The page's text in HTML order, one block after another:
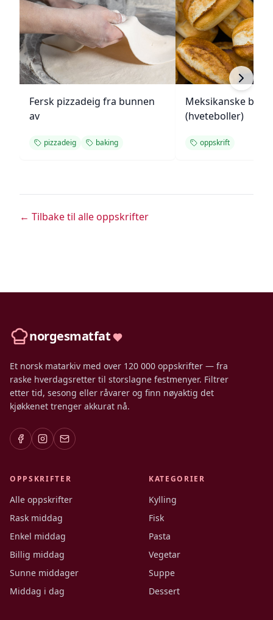
Fersk pizzadeig fra bunnen
av
pizzadeig baking
Meksikanske
(hveteboller)
oppskrift
← Tilbake til alle oppskrifter
norgesmatfat
Et norsk matarkiv med over 120 000 oppskrifter — fra
raske hverdagsretter til storslagne festmenyer. Filtrer
etter tid, sesong eller råvarer og finn nøyaktig det
kjøkkenet trenger akkurat nå.
OPPSKRIFTER
Alle oppskrifter
Rask middag
Enkel middag
Billig middag
Sunne middager
Middag i dag
KATEGORIER
Kylling
Fisk
Pasta
Vegetar
Suppe
Dessert